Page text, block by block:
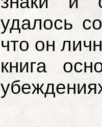
удалось
что он
книга